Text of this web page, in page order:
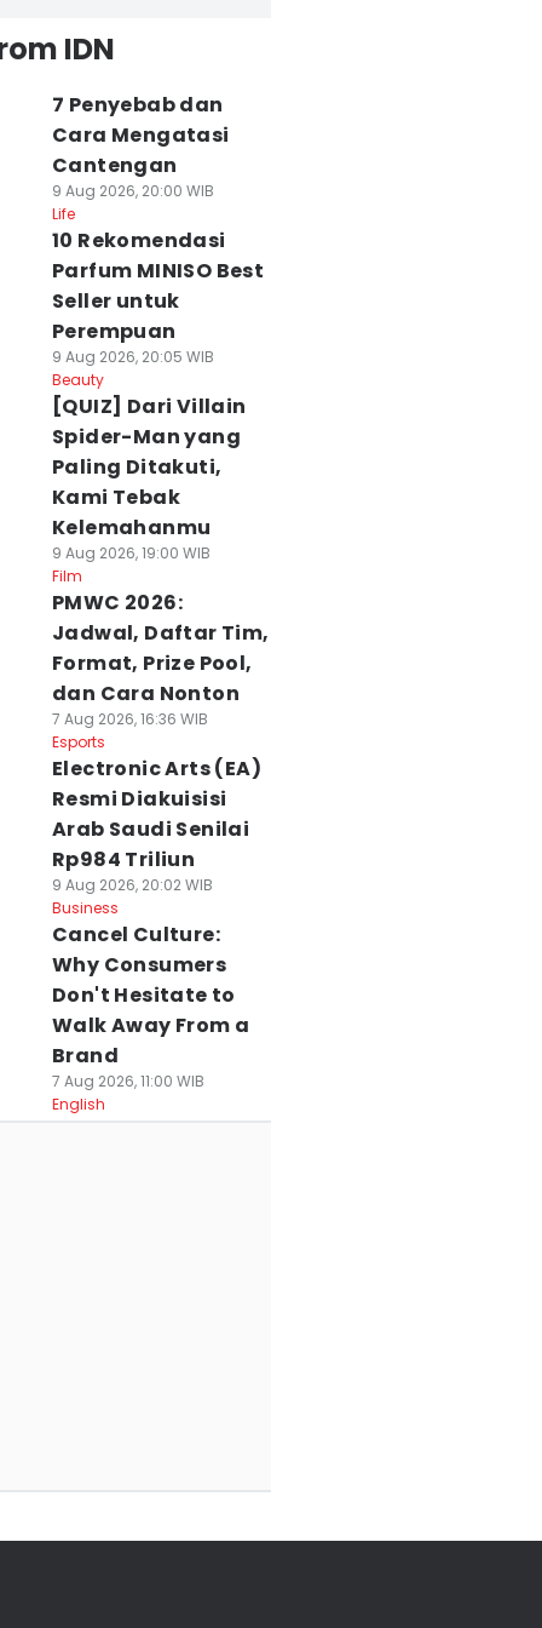
Sekolah
Baru
Cikupa, Adopsi
2026, 18:34 WIB
DPRD Banten
Sentil Tambang:
Cuma Kebagian
07 Agu 2026, 16:40 WIB
IDN
7 Penyebab dan
Cara Mengatasi
Cantengan
9 Aug 2026, 20:00 WIB
Life
10 Rekomendasi
Parfum MINISO Best
Seller untuk
Perempuan
9 Aug 2026, 20:05 WIB
Beauty
[QUIZ] Dari Villain
Spider-Man yang
Paling Ditakuti,
Kami Tebak
Kelemahanmu
9 Aug 2026, 19:00 WIB
Film
PMWC 2026:
Jadwal, Daftar Tim,
Format, Prize Pool,
dan Cara Nonton
7 Aug 2026, 16:36 WIB
Esports
Electronic Arts (EA)
Resmi Diakuisisi
Arab Saudi Senilai
Rp984 Triliun
9 Aug 2026, 20:02 WIB
Business
Cancel Culture:
Why Consumers
Don't Hesitate to
Walk Away From a
Brand
7 Aug 2026, 11:00 WIB
English